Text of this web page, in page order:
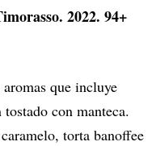
2022. 94+
que incluye
con manteca.
torta banoffee